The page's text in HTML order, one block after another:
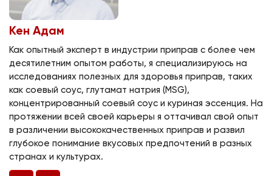
Кен Адам
Как опытный эксперт в индустрии приправ с более чем
десятилетним опытом работы, я специализируюсь на
исследованиях полезных для здоровья приправ, таких
как соевый соус, глутамат натрия (MSG),
концентрированный соевый соус и куриная эссенция. На
протяжении всей своей карьеры я оттачивал свой опыт
в различении высококачественных приправ и развил
глубокое понимание вкусовых предпочтений в разных
странах и культурах.